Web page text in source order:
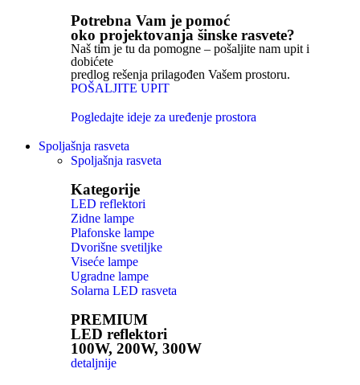
Potrebna Vam je pomoć
oko projektovanja šinske rasvete?
Naš tim je tu da pomogne – pošaljite nam upit i
dobićete
predlog rešenja prilagođen Vašem prostoru.
POŠALJITE UPIT
Pogledajte ideje za uređenje prostora
Spoljašnja rasveta
Spoljašnja rasveta
Kategorije
LED reflektori
Zidne lampe
Plafonske lampe
Dvorišne svetiljke
Viseće lampe
Ugradne lampe
Solarna LED rasveta
PREMIUM
LED reflektori
100W, 200W, 300W
detaljnije